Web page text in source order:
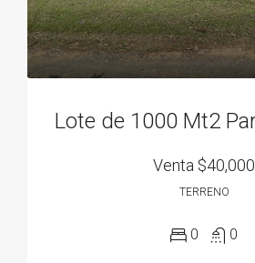
Venta $40,000
TERRENO
0 0